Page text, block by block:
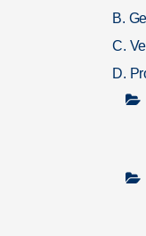
B.
C.
D.